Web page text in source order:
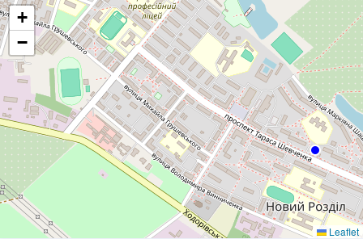
виробників. Звертайтеся до нас і отримайте все
необхідне для успішного вирощування рослин у вашому
господарстві!
+
−
Leaflet